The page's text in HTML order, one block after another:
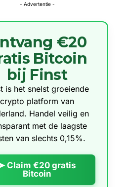
- Advertentie -
€20
Bitcoin
bij Finst
is het snelst groeiende
crypto platform van
Handel veilig en
met de laagste
van slechts 0,15%.
Claim €20 gratis
Bitcoin